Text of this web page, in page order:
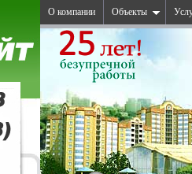
О компании Объекты